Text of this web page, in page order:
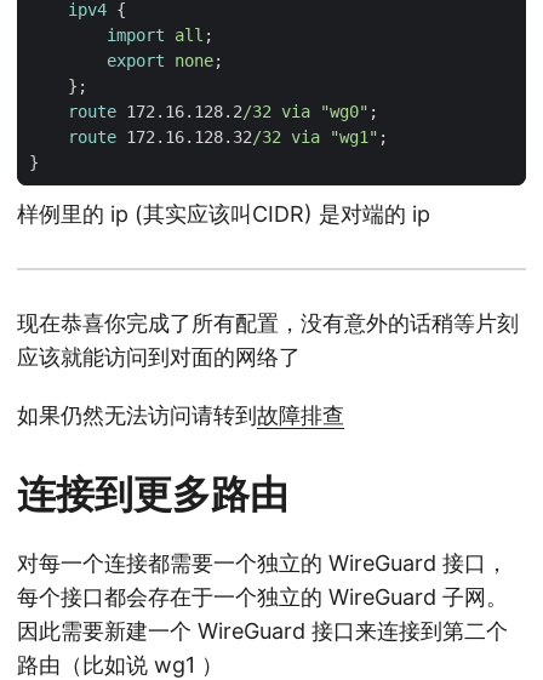
ipv4 {
import
all ;
export
none;
}
route 172.16.128.2/32 via "wg0" ;
route 172.16.128.32/32 via "wg1" ;
}
样例里的 ip (其实应该叫CIDR) 是对端的 ip
现在恭喜你完成了所有配置，没有意外的话稍等片刻
应该就能访问到对面的网络了
如果仍然无法访问请转到 故障排查
连接到更多路由
对每一个连接都需要一个独立的 WireGuard 接口，
每个接口都会存在于一个独立的 WireGuard 子网。
因此需要新建一个 WireGuard 接口来连接到第二个
路由（比如说 wg1 ）